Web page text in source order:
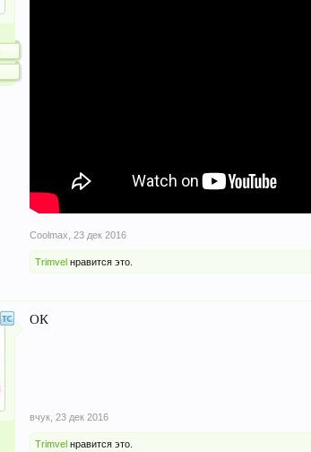
Coolmax 23 дек 2016
Trimvel нравится это.
ОК
вчук 23 дек 2016
Trimvel нравится это.